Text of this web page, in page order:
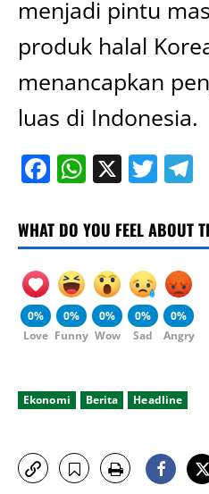
menjadi pintu
produk halal
menancapkan
luas di Indonesia.
Facebook
WhatsApp
X
WHAT DO YOU FEEL ABOUT
0%
Love
0%
Funny
0%
Wow
0%
Sad
0%
Angry
Ekonomi Berita Headline